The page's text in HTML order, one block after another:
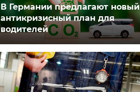
В Германии предлагают новый
антикризисный план для
водителей